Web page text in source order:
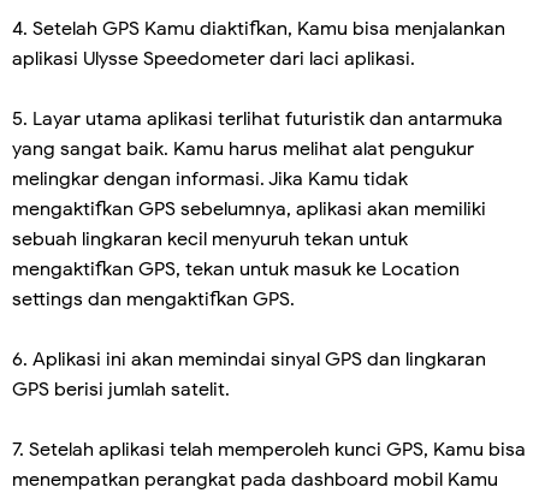
4. Setelah GPS Kamu diaktifkan, Kamu bisa menjalankan
aplikasi Ulysse Speedometer dari laci aplikasi.
5. Layar utama aplikasi terlihat futuristik dan antarmuka
yang sangat baik. Kamu harus melihat alat pengukur
melingkar dengan informasi. Jika Kamu tidak
mengaktifkan GPS sebelumnya, aplikasi akan memiliki
sebuah lingkaran kecil menyuruh tekan untuk
mengaktifkan GPS, tekan untuk masuk ke Location
settings dan mengaktifkan GPS.
6. Aplikasi ini akan memindai sinyal GPS dan lingkaran
GPS berisi jumlah satelit.
7. Setelah aplikasi telah memperoleh kunci GPS, Kamu bisa
menempatkan perangkat pada dashboard mobil Kamu